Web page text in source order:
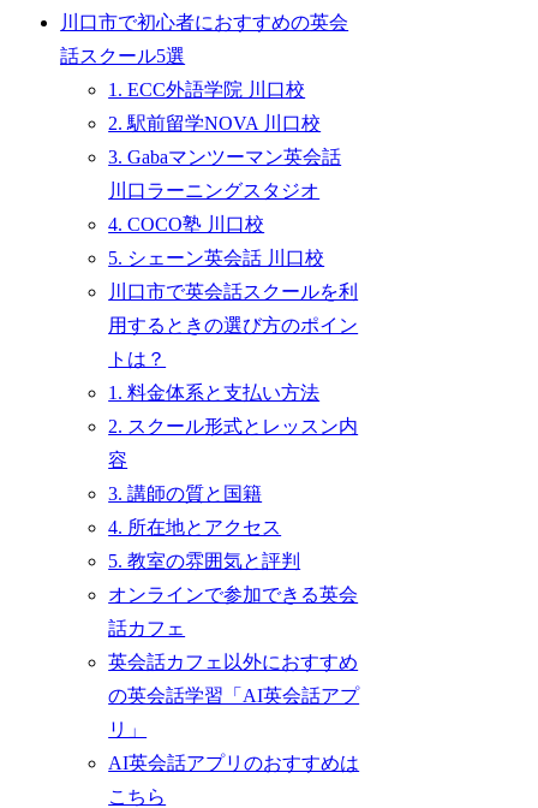
川口市で初心者におすすめの英会
話スクール5選
1. ECC外語学院 川口校
2. 駅前留学NOVA 川口校
3. Gabaマンツーマン英会話
川口ラーニングスタジオ
4. COCO塾 川口校
5. シェーン英会話 川口校
川口市で英会話スクールを利
用するときの選び方のポイン
トは？
1. 料金体系と支払い方法
2. スクール形式とレッスン内
容
3. 講師の質と国籍
4. 所在地とアクセス
5. 教室の雰囲気と評判
オンラインで参加できる英会
話カフェ
英会話カフェ以外におすすめ
の英会話学習「AI英会話アプ
リ」
AI英会話アプリのおすすめは
こちら